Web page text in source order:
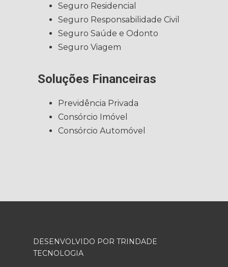
Seguro Residencial
Seguro Responsabilidade Civil
Seguro Saúde e Odonto
Seguro Viagem
Soluções Financeiras
Previdência Privada
Consórcio Imóvel
Consórcio Automóvel
DESENVOLVIDO POR TRINDADE
TECNOLOGIA